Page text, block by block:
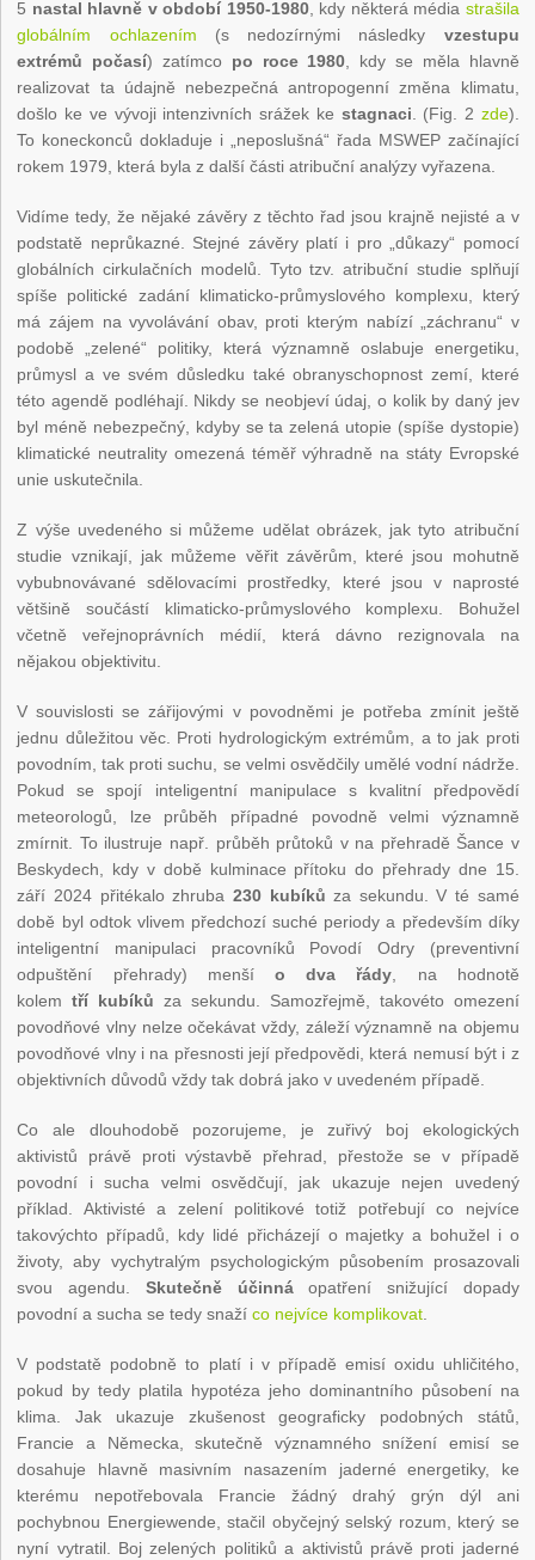
5 nastal hlavně v období 1950-1980, kdy některá média strašila
globálním ochlazením (s nedozírnými následky vzestupu
extrémů počasí) zatímco po roce 1980, kdy se měla hlavně
realizovat ta údajně nebezpečná antropogenní změna klimatu,
došlo ke ve vývoji intenzivních srážek ke stagnaci. (Fig. 2 zde).
To koneckonců dokladuje i „neposlušná“ řada MSWEP začínající
rokem 1979, která byla z další části atribuční analýzy vyřazena.
Vidíme tedy, že nějaké závěry z těchto řad jsou krajně nejisté a v
podstatě neprůkazné. Stejné závěry platí i pro „důkazy“ pomocí
globálních cirkulačních modelů. Tyto tzv. atribuční studie splňují
spíše politické zadání klimaticko-průmyslového komplexu, který
má zájem na vyvolávání obav, proti kterým nabízí „záchranu“ v
podobě „zelené“ politiky, která významně oslabuje energetiku,
průmysl a ve svém důsledku také obranyschopnost zemí, které
této agendě podléhají. Nikdy se neobjeví údaj, o kolik by daný jev
byl méně nebezpečný, kdyby se ta zelená utopie (spíše dystopie)
klimatické neutrality omezená téměř výhradně na státy Evropské
unie uskutečnila.
Z výše uvedeného si můžeme udělat obrázek, jak tyto atribuční
studie vznikají, jak můžeme věřit závěrům, které jsou mohutně
vybubnovávané sdělovacími prostředky, které jsou v naprosté
většině součástí klimaticko-průmyslového komplexu. Bohužel
včetně veřejnoprávních médií, která dávno rezignovala na
nějakou objektivitu.
V souvislosti se zářijovými v povodněmi je potřeba zmínit ještě
jednu důležitou věc. Proti hydrologickým extrémům, a to jak proti
povodním, tak proti suchu, se velmi osvědčily umělé vodní nádrže.
Pokud se spojí inteligentní manipulace s kvalitní předpovědí
meteorologů, lze průběh případné povodně velmi významně
zmírnit. To ilustruje např. průběh průtoků v na přehradě Šance v
Beskydech, kdy v době kulminace přítoku do přehrady dne 15.
září 2024 přitékalo zhruba 230 kubíků za sekundu. V té samé
době byl odtok vlivem předchozí suché periody a především díky
inteligentní manipulaci pracovníků Povodí Odry (preventivní
odpuštění přehrady) menší o dva řády, na hodnotě
kolemtří kubíků za sekundu. Samozřejmě, takovéto omezení
povodňové vlny nelze očekávat vždy, záleží významně na objemu
povodňové vlny i na přesnosti její předpovědi, která nemusí být i z
objektivních důvodů vždy tak dobrá jako v uvedeném případě.
Co ale dlouhodobě pozorujeme, je zuřivý boj ekologických
aktivistů právě proti výstavbě přehrad, přestože se v případě
povodní i sucha velmi osvědčují, jak ukazuje nejen uvedený
příklad. Aktivisté a zelení politikové totiž potřebují co nejvíce
takovýchto případů, kdy lidé přicházejí o majetky a bohužel i o
životy, aby vychytralým psychologickým působením prosazovali
svou agendu. Skutečně účinnáopatření snižující dopady
povodní a sucha se tedy snažíco nejvíce komplikovat.
V podstatě podobně to platí i v případě emisí oxidu uhličitého,
pokud by tedy platila hypotéza jeho dominantního působení na
klima. Jak ukazuje zkušenost geograficky podobných států,
Francie a Německa, skutečně významného snížení emisí se
dosahuje hlavně masivním nasazením jaderné energetiky, ke
kterému nepotřebovala Francie žádný drahý grýn dýl ani
pochybnou Energiewende, stačil obyčejný selský rozum, který se
nyní vytratil. Boj zelených politiků a aktivistů právě proti jaderné